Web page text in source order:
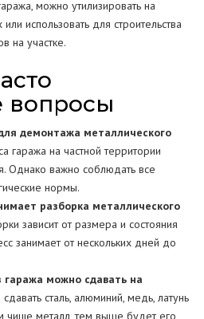
можно утилизировать на
использовать для строительства
на участке.
вопросы
демонтажа металлического
гаража на частной территории
Однако важно соблюдать все
нормы.
разборка металлического
зависит от размера и состояния
занимает от нескольких дней до
можно сдавать на
сталь, алюминий, медь, латунь
чище металл, тем выше будет его